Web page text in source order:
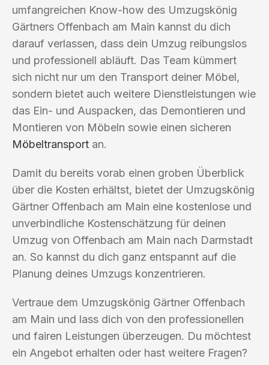
umfangreichen Know-how des Umzugskönig
Gärtners Offenbach am Main kannst du dich
darauf verlassen, dass dein Umzug reibungslos
und professionell abläuft. Das Team kümmert
sich nicht nur um den Transport deiner Möbel,
sondern bietet auch weitere Dienstleistungen wie
das Ein- und Auspacken, das Demontieren und
Montieren von Möbeln sowie einen sicheren
Möbeltransport an.
Damit du bereits vorab einen groben Überblick
über die Kosten erhältst, bietet der Umzugskönig
Gärtner Offenbach am Main eine kostenlose und
unverbindliche Kostenschätzung für deinen
Umzug von Offenbach am Main nach Darmstadt
an. So kannst du dich ganz entspannt auf die
Planung deines Umzugs konzentrieren.
Vertraue dem Umzugskönig Gärtner Offenbach
am Main und lass dich von den professionellen
und fairen Leistungen überzeugen. Du möchtest
ein Angebot erhalten oder hast weitere Fragen?